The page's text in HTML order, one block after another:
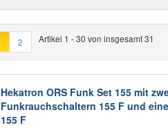
2 Artikel 1 - 30 von insgesamt 31
Hekatron ORS Funk Set 155 mit
Funkrauchschaltern 155 F und
155 F